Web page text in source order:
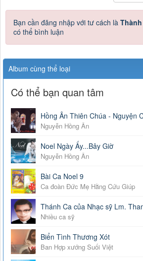
Bạn cần đăng nhập với tư cách là
có thể bình luận
Album cùng thể loại
Có thể bạn quan tâm
Hồng Ân Thiên Chúa - Nguyện
Nguyễn Hồng Ân
Noel Ngày Ấy...Bây Giờ
Nguyễn Hồng Ân
Bài Ca Noel 9
Ca đoàn Đức Mẹ Hằng Cứu Giúp
Thánh Ca của Nhạc sỹ Lm.
Nhiều ca sỹ
Biển Tình Thương Xót
Ban Hợp xướng Suối Việt